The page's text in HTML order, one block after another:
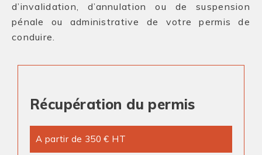
d’invalidation, d’annulation ou de suspension
pénale ou administrative de votre permis de
conduire.
Récupération du permis
A partir de 350 € HT